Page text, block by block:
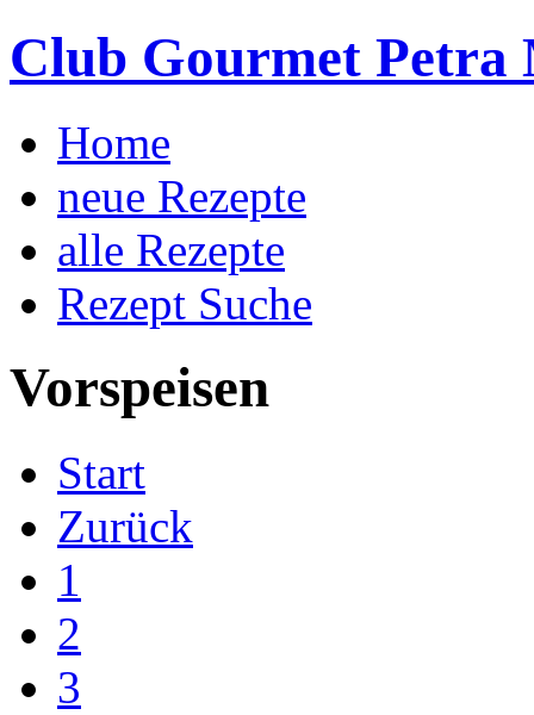
Club Gourmet Petra
Home
neue Rezepte
alle Rezepte
Rezept Suche
Vorspeisen
Start
Zurück
1
2
3